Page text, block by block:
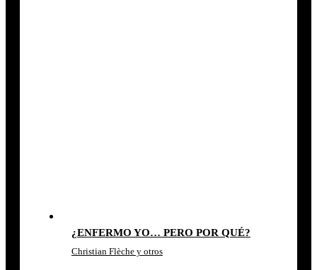
¿ENFERMO YO… PERO POR QUÉ?
Christian Flèche y otros